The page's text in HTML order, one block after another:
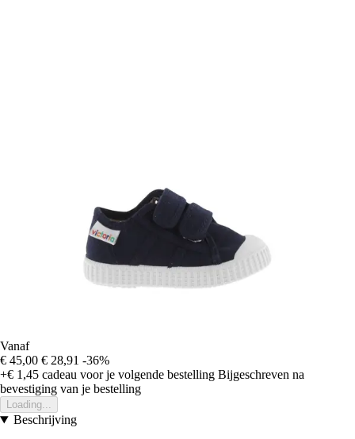
Vanaf
€ 45,00 € 28,91 -36%
+€ 1,45 cadeau voor je volgende bestelling Bijgeschreven na
bevestiging van je bestelling
Loading...
Beschrijving